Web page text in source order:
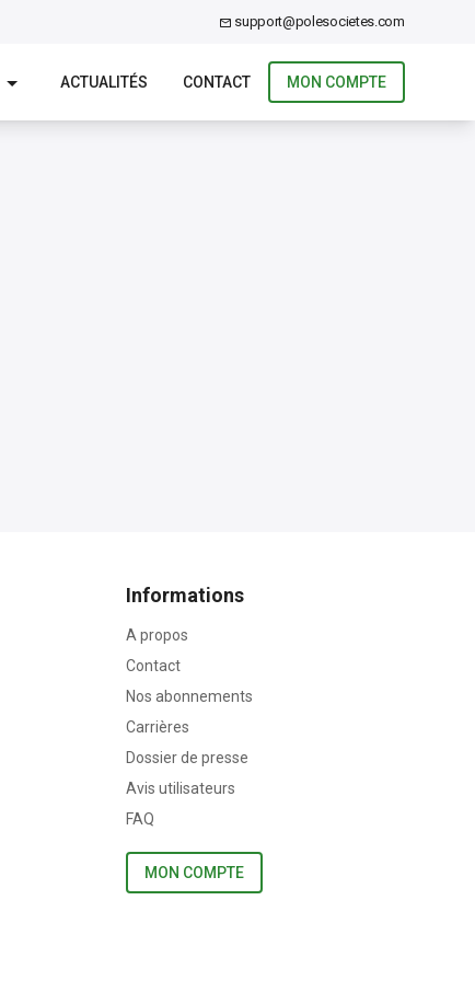
support@polesocietes.com
ACTUALITÉS CONTACT MON COMPTE
Informations
A propos
Contact
Nos abonnements
Carrières
Dossier de presse
Avis utilisateurs
FAQ
MON COMPTE